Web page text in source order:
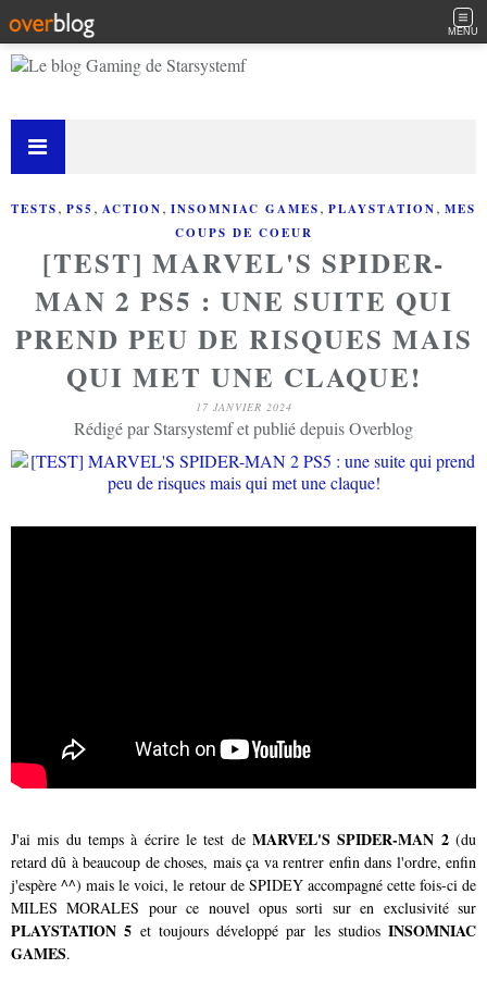
MENU
TESTS, PS5 , ACTION, INSOMNIAC GAMES, PLAYSTATION, MES
COUPS DE COEUR
[TEST] MARVEL'S SPIDER-
MAN 2 PS5 : UNE SUITE QUI
PREND PEU DE RISQUES MAIS
QUI MET UNE CLAQUE!
17 JANVIER 2024
Rédigé par Starsystemf et publié depuis Overblog
J'ai mis du temps à écrire le test de MARVEL'S SPIDER-MAN 2(du
retard dû à beaucoup de choses, mais ça va rentrer enfin dans l'ordre, enfin
j'espère ^^) mais le voici, le retour de SPIDEY accompagné cette fois-ci de
MILES MORALES pour ce nouvel opus sorti sur en exclusivité sur
PLAYSTATION 5 et toujours développé par les studios INSOMNIAC
GAMES.